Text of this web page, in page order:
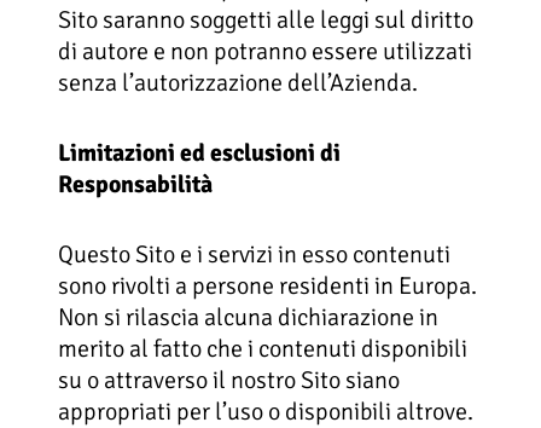
Sito saranno soggetti alle leggi sul diritto
di autore e non potranno essere utilizzati
senza l’autorizzazione dell’Azienda.
Limitazioni ed esclusioni di
Responsabilità
Questo Sito e i servizi in esso contenuti
sono rivolti a persone residenti in Europa.
Non si rilascia alcuna dichiarazione in
merito al fatto che i contenuti disponibili
su o attraverso il nostro Sito siano
appropriati per l’uso o disponibili altrove.